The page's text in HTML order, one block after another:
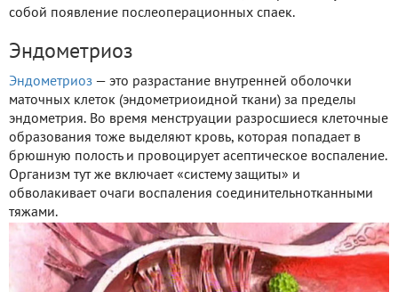
собой появление послеоперационных спаек.
Эндометриоз
Эндометриоз — это разрастание внутренней оболочки
маточных клеток (эндометриоидной ткани) за пределы
эндометрия. Во время менструации разросшиеся клеточные
образования тоже выделяют кровь, которая попадает в
брюшную полость и провоцирует асептическое воспаление.
Организм тут же включает «систему защиты» и
обволакивает очаги воспаления соединительнотканными
тяжами.